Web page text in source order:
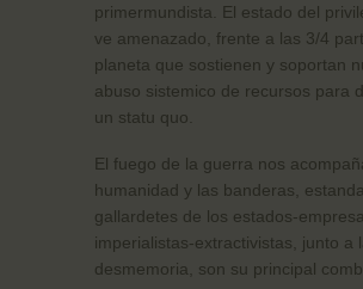
primermundista. El estado del
ve amenazado, frente a las 3/4
planeta que sostienen y soportan
abuso sistemico de recursos para
un statu quo.
El fuego de la guerra nos
humanidad y las banderas,
gallardetes de los estados-
imperialistas-extractivistas, junto a
desmemoria, son su principal